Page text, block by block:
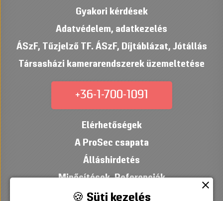
Gyakori kérdések
Adatvédelem, adatkezelés
ÁSzF, Tűzjelző TF. ÁSzF, Díjtáblázat, Jótállás
Társasházi kamerarendszerek üzemeltetése
+36-1-700-1091
Elérhetőségek
A ProSec csapata
Álláshirdetés
Minősítések,Referenciák
🍪 Süti kezelés
close